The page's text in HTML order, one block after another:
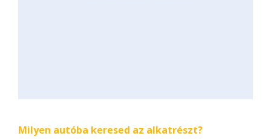
Milyen autóba keresed az alkatrészt?